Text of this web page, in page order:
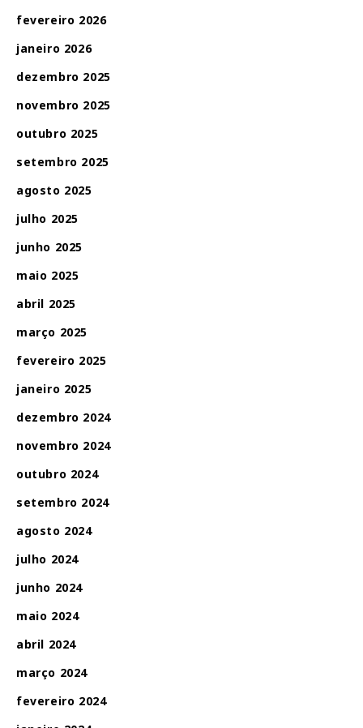
fevereiro 2026
janeiro 2026
dezembro 2025
novembro 2025
outubro 2025
setembro 2025
agosto 2025
julho 2025
junho 2025
maio 2025
abril 2025
março 2025
fevereiro 2025
janeiro 2025
dezembro 2024
novembro 2024
outubro 2024
setembro 2024
agosto 2024
julho 2024
junho 2024
maio 2024
abril 2024
março 2024
fevereiro 2024